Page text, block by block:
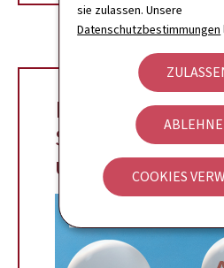
sie zulassen. Unsere
Datenschutzbestimmungen
COOKIES
Die
umgezogen!